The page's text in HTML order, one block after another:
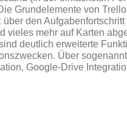
Grundelemente von
den
vieles mehr auf Karten
deutlich erweiterte
Über
Google-Drive